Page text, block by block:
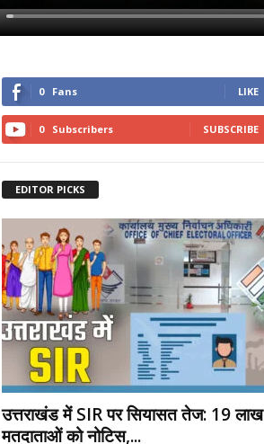
0 Fans LIKE
0 Subscribers SUBSCRIBE
EDITOR PICKS
उत्तराखंड में SIR पर सियासत तेज: 19 लाख
मतदाताओं को नोटिस,...